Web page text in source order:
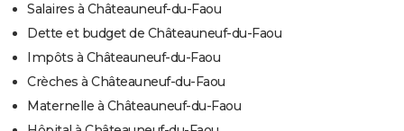
Salaires à Châteauneuf-du-Faou
Dette et budget de Châteauneuf-du-Faou
Impôts à Châteauneuf-du-Faou
Crèches à Châteauneuf-du-Faou
Maternelle à Châteauneuf-du-Faou